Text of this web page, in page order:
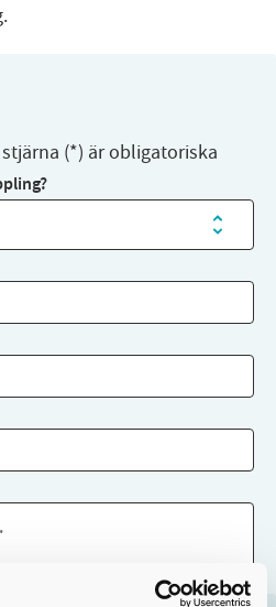
(*) är obligatoriska